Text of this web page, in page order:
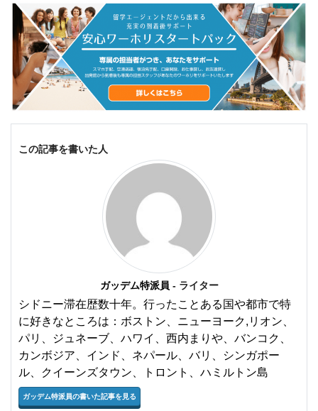
この記事を書いた人
ガッデム特派員 - ライター
シドニー滞在歴数十年。行ったことある国や都市で特
に好きなところは：ボストン、ニューヨーク,リオン、
パリ、ジュネーブ、ハワイ、西内まりや、バンコク、
カンボジア、インド、ネパール、バリ、シンガポー
ル、クイーンズタウン、トロント、ハミルトン島
ガッデム特派員の書いた記事を見る